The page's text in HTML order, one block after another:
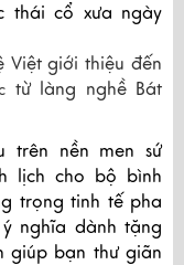
thái cổ xưa ngày
Việt giới thiệu đến
từ làng nghề Bát
trên nền men sứ
lịch cho bộ bình
trọng tinh tế pha
nghĩa dành tặng
giúp bạn thư giãn